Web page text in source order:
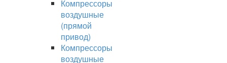
Компрессоры
воздушные
(прямой
привод)
Компрессоры
воздушные